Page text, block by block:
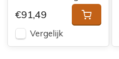
€91,49
Vergelijk